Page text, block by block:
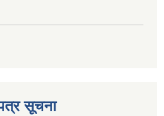
सूचना